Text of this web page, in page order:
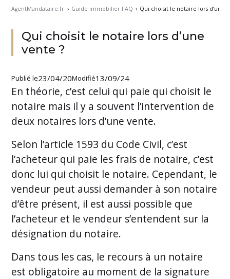
AgentMandataire.fr › Guide immobilier FAQ › Qui choisit le notaire lors d’une
Qui choisit le notaire lors d’une
vente ?
Publié le23/04/20Modifié13/09/24
En théorie, c’est celui qui paie qui choisit le
notaire mais il y a souvent l’intervention de
deux notaires lors d’une vente.
Selon l’article 1593 du Code Civil, c’est
l’acheteur qui paie les frais de notaire, c’est
donc lui qui choisit le notaire. Cependant, le
vendeur peut aussi demander à son notaire
d’être présent, il est aussi possible que
l’acheteur et le vendeur s’entendent sur la
désignation du notaire.
Dans tous les cas, le recours à un notaire
est obligatoire au moment de la signature